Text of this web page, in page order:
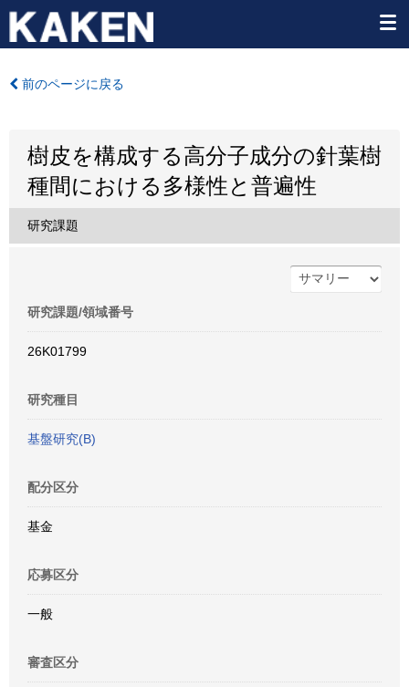
前のページに戻る
樹皮を構成する高分子成分の針葉樹
種間における多様性と普遍性
研究課題
研究課題/領域番号
26K01799
研究種目
基盤研究(B)
配分区分
基金
応募区分
一般
審査区分